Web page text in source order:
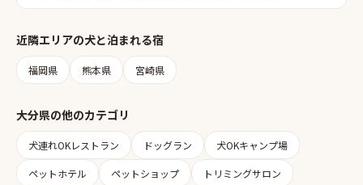
近隣エリアの犬と泊まれる宿
福岡県 熊本県 宮崎県
大分県の他のカテゴリ
犬連れOKレストラン ドッグラン 犬OKキャンプ場
ペットホテル ペットショップ トリミングサロン